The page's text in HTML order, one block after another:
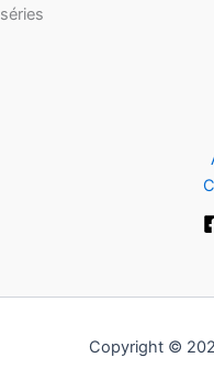
séries
Copyright ©